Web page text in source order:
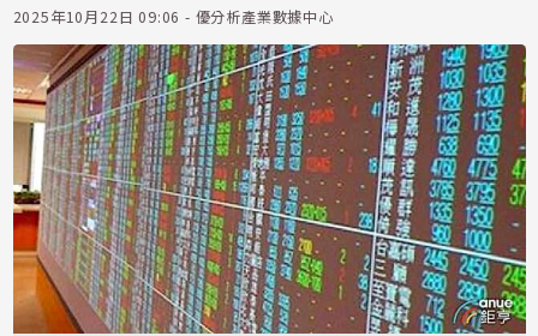
2025年10月22日 09:06 - 優分析產業數據中心